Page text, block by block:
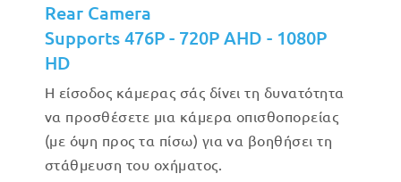
Rear Camera
Supports 476P - 720P AHD - 1080P
HD
Η είσοδος κάμερας σάς δίνει τη δυνατότητα
να προσθέσετε μια κάμερα οπισθοπορείας
(με όψη προς τα πίσω) για να βοηθήσει τη
στάθμευση του οχήματος.